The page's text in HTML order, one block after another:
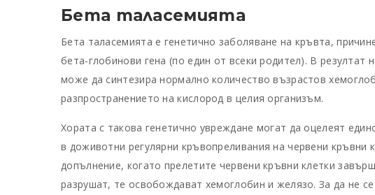
Бета таласемията
Бета таласемията е генетично заболяване на кръвта,
бета-глобинови гена (по един от всеки родител). В резултат
може да синтезира нормално количество възрастов
разпространението на кислород в целия организъм.
Хората с такова генетично увреждане могат да оцелеят
в доживотни регулярни кръвопреливания на червени
допълнение, когато прелетите червени кръвни клетки
разрушат, те освобождават хемоглобин и желязо. За да не